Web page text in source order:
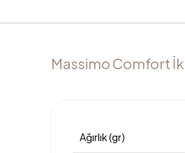
Massimo Comfort
Ağırlık (gr)